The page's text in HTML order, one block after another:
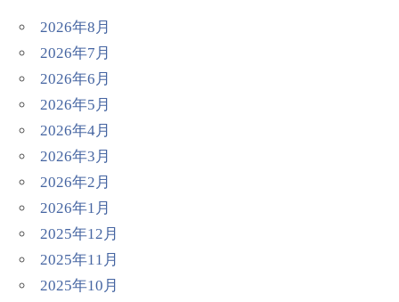
2026年8月
2026年7月
2026年6月
2026年5月
2026年4月
2026年3月
2026年2月
2026年1月
2025年12月
2025年11月
2025年10月